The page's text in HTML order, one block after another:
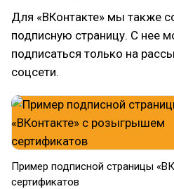
Для «ВКонтакте» мы также
подписную страницу. С нее
подписаться только на
соцсети.
Пример подписной страницы
сертификатов